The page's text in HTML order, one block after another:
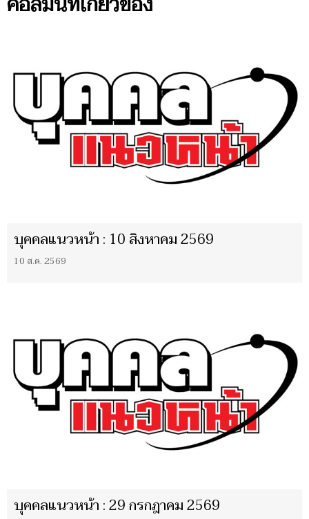
บุคคลแนวหน้า : 10 สิงหาคม 2569
10 ส.ค. 2569
บุคคลแนวหน้า : 29 กรกฎาคม 2569